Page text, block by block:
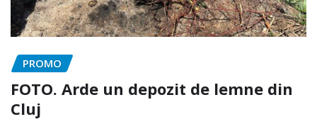
PROMO
FOTO. Arde un depozit de lemne din
Cluj